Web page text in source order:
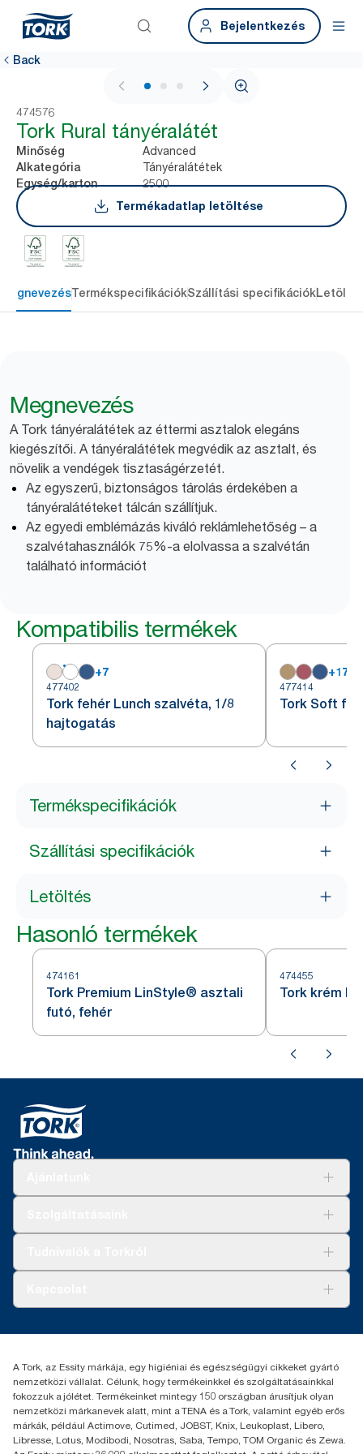
Bejelentkezés
Back
1 / 3
474576
Tork Rural tányéralátét
Minőség Advanced
Alkategória Tányéralátétek
Egység/karton
2500
Termékadatlap letöltése
TermékspecifikációkSzállítási specifikációk
Megnevezés
A Tork tányéralátétek az éttermi asztalok elegáns
kiegészítői. A tányéralátétek megvédik az asztalt, és
növelik a vendégek tisztaságérzetét.
Az egyszerű, biztonságos tárolás érdekében a
tányéralátéteket tálcán szállítjuk.
Az egyedi emblémázás kiváló reklámlehetőség – a
szalvétahasználók 75%-a elolvassa a szalvétán
található információt
Kompatibilis termékek
+7
477402
Tork fehér Lunch szalvéta, 1/8
hajtogatás
+17
477414
Tork Soft
Termékspecifikációk
Szállítási specifikációk
Letöltés
Hasonló termékek
474161
Tork Premium LinStyle® asztali
futó, fehér
474455
Tork krém
+36 1 392 2176
H-1021 Budapest
Budakeszi út 51.
A Tork, az Essity márkája, egy higiéniai és egészségügyi cikkeket gyártó
nemzetközi vállalat. Célunk, hogy termékeinkkel és szolgáltatásainkkal
fokozzuk a jólétet. Termékeinket mintegy 150 országban árusítjuk olyan
nemzetközi márkanevek alatt, mint a TENA és a Tork, valamint egyéb erős
márkák, például Actimove, Cutimed, JOBST, Knix, Leukoplast, Libero,
Libresse, Lotus, Modibodi, Nosotras, Saba, Tempo, TOM Organic és Zewa.